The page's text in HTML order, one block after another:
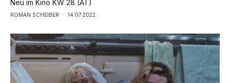
Neu im Kino KW 28 (AT)
ROMAN SCHEIBER · 14.07.2022